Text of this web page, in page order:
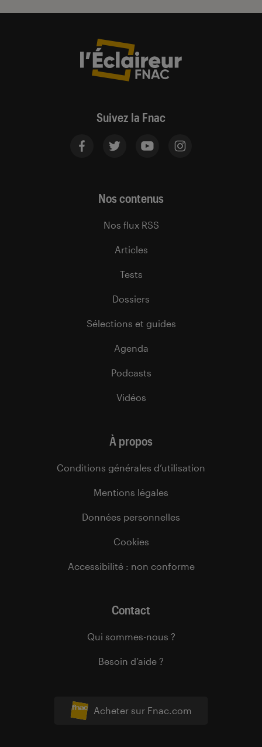
Suivez la Fnac
Acheter sur Fnac.com
Nos contenus
Nos flux RSS
Articles
Tests
Dossiers
Sélections et guides
Agenda
Podcasts
Vidéos
À propos
Conditions générales d’utilisation
Mentions légales
Données personnelles
Cookies
Accessibilité : non conforme
Contact
Qui sommes-nous ?
Besoin d’aide ?